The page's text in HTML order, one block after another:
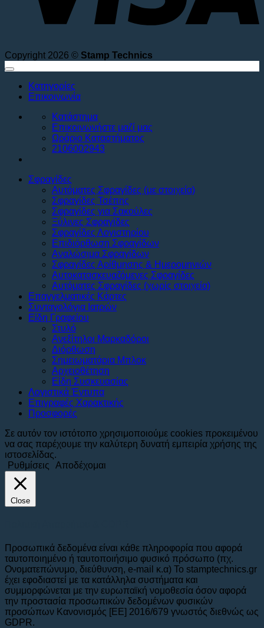
Copyright 2026 © Stamp Technics
Κατηγορίες
Επικοινωνία
Κατάστημα
Επικοινωνήστε μαζί μας
Ωράριο Καταστήματος
2106002943
Σφραγίδες
Αυτόματες Σφραγίδες (με στοιχεία)
Σφραγίδες Τσέπης
Σφραγίδες για Σακούλες
Ξύλινες Σφραγίδες
Σφραγίδες Λογιστηρίου
Επιδιόρθωση Σφραγίδων
Αναλώσιμα Σφραγίδων
Σφραγίδες Αρίθμησης & Ημερομηνιών
Αυτοκατασκευαζόμενες Σφραγίδες
Αυτόματες Σφραγίδες (χωρίς στοιχεία)
Επαγγελματικές Κάρτες
Συνταγολόγια Ιατρών
Είδη Γραφείου
Στυλό
Ανεξίτηλοι Μαρκαδόροι
Διόρθωση
Σημειωματάρια Μπλοκ
Αρχειοθέτηση
Είδη Συσκευασίας
Λογιστικά Έντυπα
Επιγραφές Χαρακτικής
Προσφορές
Σε αυτόν τον ιστότοπο χρησιμοποιούμε cookies προκειμένου
να σας παρέχουμε την καλύτερη δυνατή εμπειρία χρήσης της
ιστοσελίδας.
Ρυθμίσεις
Αποδέχομαι
Close
Προσωπικά δεδομένα είναι κάθε πληροφορία που αφορά
ταυτοποιημένο ή ταυτοποιήσιμο φυσικό πρόσωπο (πχ.
Ονοματεπώνυμο, διεύθυνση, e-mail κ.α) To stamptechnics.gr
έχει εφοδιαστεί με τα κατάλληλα συστήματα και
συμμορφώνεται με την ευρωπαϊκή νομοθεσία όσον αφορά
την προστασία προσωπικών δεδομένων φυσικών
προσώπων Κανονισμός [ΕΕ] 2016/679 γνωστός διεθνώς ως
GDPR.